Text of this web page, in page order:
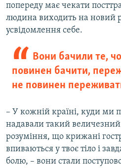
попереду має чекати
людина виходить на новий
усвідомлення себе.
Вони бачили те,
повинен бачити,
не повинен
– У кожній країні, куди ми
надавали такий
розуміння, що крижані
впиваються у твоє тіло і
болю, – вони стали